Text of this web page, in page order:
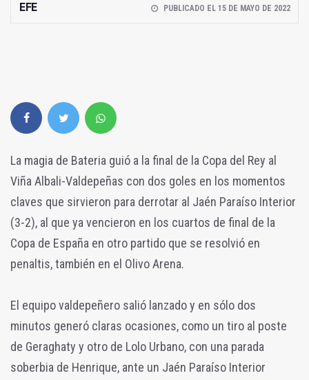
EFE PUBLICADO EL 15 DE MAYO DE 2022
La magia de Bateria guió a la final de la Copa del Rey al
Viña Albali-Valdepeñas con dos goles en los momentos
claves que sirvieron para derrotar al Jaén Paraíso Interior
(3-2), al que ya vencieron en los cuartos de final de la
Copa de España en otro partido que se resolvió en
penaltis, también en el Olivo Arena.
El equipo valdepeñero salió lanzado y en sólo dos
minutos generó claras ocasiones, como un tiro al poste
de Geraghaty y otro de Lolo Urbano, con una parada
soberbia de Henrique, ante un Jaén Paraíso Interior